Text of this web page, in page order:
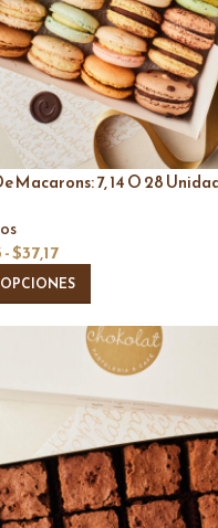
Macarons: 7, 14 O 28
-$37,17